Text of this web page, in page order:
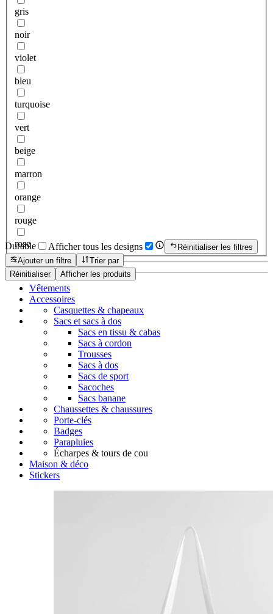
gris
noir
violet
bleu
turquoise
vert
beige
marron
orange
rouge
rose
Réinitialiser Afficher les produits
Durable Afficher tous les designs
Réinitialiser les filtres
Ajouter un filtre
Trier par
Vêtements
Accessoires
Casquettes & chapeaux
Sacs et sacs à dos
Sacs en tissu & cabas
Sacs à cordon
Trousses
Sacs à dos
Sacs de sport
Sacoches
Sacs banane
Chaussettes & chaussures
Porte-clés
Badges
Parapluies
Écharpes & tours de cou
Maison & déco
Stickers